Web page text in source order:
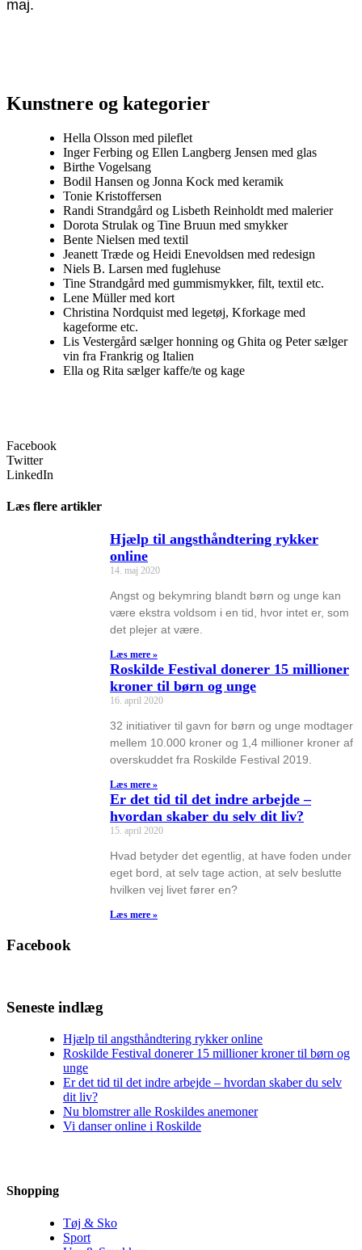
maj.
Kunstnere og kategorier
Hella Olsson med pileflet
Inger Ferbing og Ellen Langberg Jensen med glas
Birthe Vogelsang
Bodil Hansen og Jonna Kock med keramik
Tonie Kristoffersen
Randi Strandgård og Lisbeth Reinholdt med malerier
Dorota Strulak og Tine Bruun med smykker
Bente Nielsen med textil
Jeanett Træde og Heidi Enevoldsen med redesign
Niels B. Larsen med fuglehuse
Tine Strandgård med gummismykker, filt, textil etc.
Lene Müller med kort
Christina Nordquist med legetøj, Kforkage med
kageforme etc.
Lis Vestergård sælger honning og Ghita og Peter sælger
vin fra Frankrig og Italien
Ella og Rita sælger kaffe/te og kage
Facebook
Twitter
LinkedIn
Læs flere artikler
Hjælp til angsthåndtering rykker
online
14. maj 2020
Angst og bekymring blandt børn og unge kan
være ekstra voldsom i en tid, hvor intet er, som
det plejer at være.
Læs mere »
Roskilde Festival donerer 15 millioner
kroner til børn og unge
16. april 2020
32 initiativer til gavn for børn og unge modtager
mellem 10.000 kroner og 1,4 millioner kroner af
overskuddet fra Roskilde Festival 2019.
Læs mere »
Er det tid til det indre arbejde –
hvordan skaber du selv dit liv?
15. april 2020
Hvad betyder det egentlig, at have foden under
eget bord, at selv tage action, at selv beslutte
hvilken vej livet fører en?
Læs mere »
Facebook
Seneste indlæg
Hjælp til angsthåndtering rykker online
Roskilde Festival donerer 15 millioner kroner til børn og
unge
Er det tid til det indre arbejde – hvordan skaber du selv
dit liv?
Nu blomstrer alle Roskildes anemoner
Vi danser online i Roskilde
Shopping
Tøj & Sko
Sport